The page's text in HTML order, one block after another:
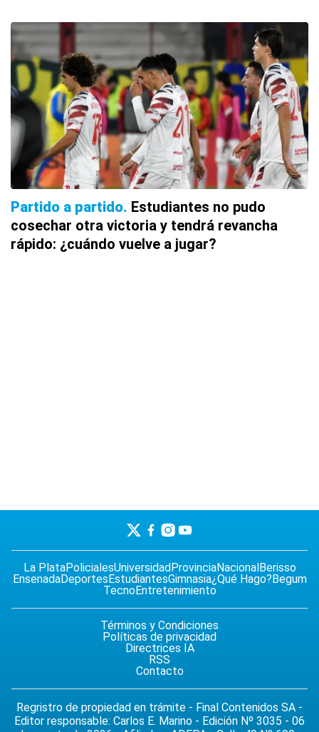
Partido a partido Estudiantes no pudo
cosechar otra victoria y tendrá revancha
rápido: ¿cuándo vuelve a jugar?
La PlataPolicialesUniversidad ProvinciaNacional Berisso
EnsenadaDeportes EstudiantesGimnasia¿Qué Hago? Begum
TecnoEntretenimiento
Términos y Condiciones
Políticas de privacidad
Directrices IA
RSS
Contacto
Regristro de propiedad en trámite - Final Contenidos SA -
Editor responsable: Carlos E. Marino - Edición Nº 3035 - 06